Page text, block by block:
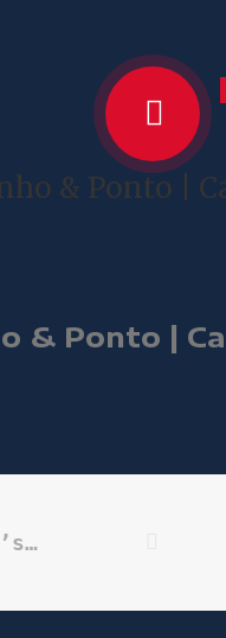
& Ponto |
& Ponto |
vídeo Tutorial Drink’s de Verão Vinho & Ponto | Tinto de Verano